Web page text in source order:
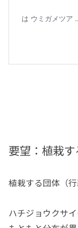
要望：植栽
植栽する団体（
ハチジョウクサ